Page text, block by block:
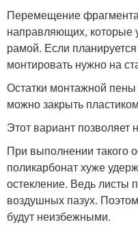
Перемещение фрагмента
направляющих, которые
рамой. Если
монтировать нужно на
Остатки монтажной пены
можно закрыть
Этот вариант позволяет
При выполнении такого
поликарбонат хуже
остекление. Ведь листы
воздушных пазух.
будут неизбежными.